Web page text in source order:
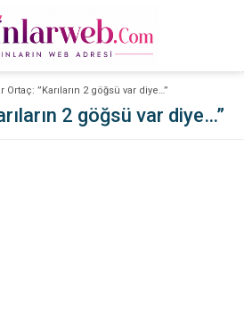
Ortaç: ”Karıların 2 göğsü var diye…”
2 göğsü var diye…”